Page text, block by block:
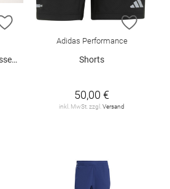
ZUR WUNSCHLISTE HINZUFÜGEN
ZUR
Adidas Performance
Shorts
50,00 €
inkl. MwSt. zzgl. Versand